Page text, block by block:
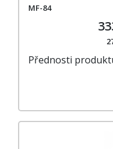
MF-84
Přednosti